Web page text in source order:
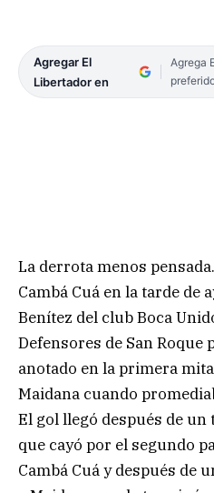
Agregar El
Libertador en
Agrega
La derrota menos
Cambá Cuá en la tarde de
Benítez del club Boca
Defensores de San Roque
anotado en la primera
Maidana cuando
El gol llegó después de
que cayó por el segundo
Cambá Cuá y después de